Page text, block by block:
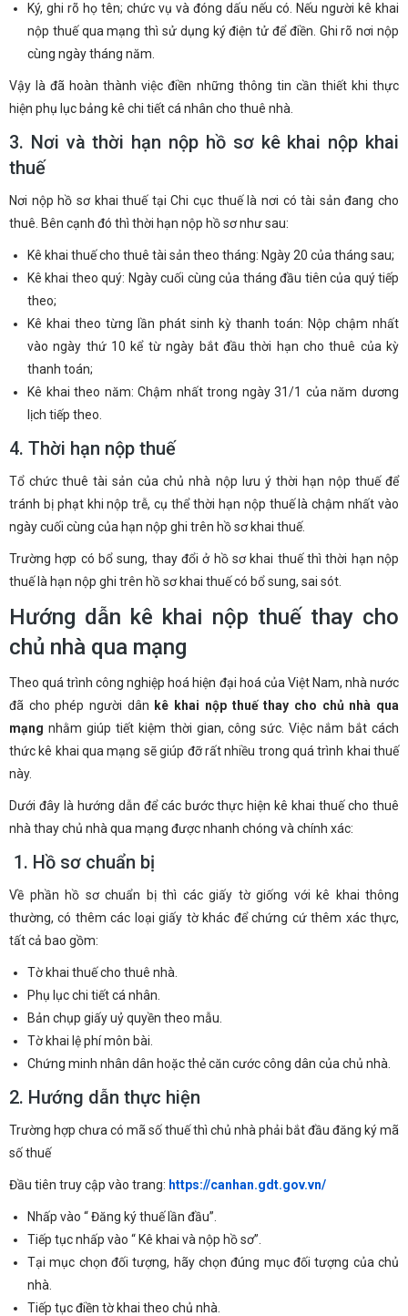
Ký, ghi rõ họ tên; chức vụ và đóng dấu nếu có. Nếu người kê khai
nộp thuế qua mạng thì sử dụng ký điện tử để điền. Ghi rõ nơi nộp
cùng ngày tháng năm.
Vậy là đã hoàn thành việc điền những thông tin cần thiết khi thực
hiện phụ lục bảng kê chi tiết cá nhân cho thuê nhà.
3. Nơi và thời hạn nộp hồ sơ kê khai nộp khai
thuế
Nơi nộp hồ sơ khai thuế tại Chi cục thuế là nơi có tài sản đang cho
thuê. Bên cạnh đó thì thời hạn nộp hồ sơ như sau:
Kê khai thuế cho thuê tài sản theo tháng: Ngày 20 của tháng sau;
Kê khai theo quý: Ngày cuối cùng của tháng đầu tiên của quý tiếp
theo;
Kê khai theo từng lần phát sinh kỳ thanh toán: Nộp chậm nhất
vào ngày thứ 10 kể từ ngày bắt đầu thời hạn cho thuê của kỳ
thanh toán;
Kê khai theo năm: Chậm nhất trong ngày 31/1 của năm dương
lịch tiếp theo.
4. Thời hạn nộp thuế
Tổ chức thuê tài sản của chủ nhà nộp lưu ý thời hạn nộp thuế để
tránh bị phạt khi nộp trễ, cụ thể thời hạn nộp thuế là chậm nhất vào
ngày cuối cùng của hạn nộp ghi trên hồ sơ khai thuế.
Trường hợp có bổ sung, thay đổi ở hồ sơ khai thuế thì thời hạn nộp
thuế là hạn nộp ghi trên hồ sơ khai thuế có bổ sung, sai sót.
Hướng dẫn kê khai nộp thuế thay cho
chủ nhà qua mạng
Theo quá trình công nghiệp hoá hiện đại hoá của Việt Nam, nhà nước
đã cho phép người dân kê khai nộp thuế thay cho chủ nhà qua
mạng nhằm giúp tiết kiệm thời gian, công sức. Việc nắm bắt cách
thức kê khai qua mạng sẽ giúp đỡ rất nhiều trong quá trình khai thuế
này.
Dưới đây là hướng dẫn để các bước thực hiện kê khai thuế cho thuê
nhà thay chủ nhà qua mạng được nhanh chóng và chính xác:
1. Hồ sơ chuẩn bị
Về phần hồ sơ chuẩn bị thì các giấy tờ giống với kê khai thông
thường, có thêm các loại giấy tờ khác để chứng cứ thêm xác thực,
tất cả bao gồm:
Tờ khai thuế cho thuê nhà.
Phụ lục chi tiết cá nhân.
Bản chụp giấy uỷ quyền theo mẫu.
Tờ khai lệ phí môn bài.
Chứng minh nhân dân hoặc thẻ căn cước công dân của chủ nhà.
2. Hướng dẫn thực hiện
Trường hợp chưa có mã số thuế thì chủ nhà phải bắt đầu đăng ký mã
số thuế
Đầu tiên truy cập vào trang: https://canhan.gdt.gov.vn/
Nhấp vào “ Đăng ký thuế lần đầu”.
Tiếp tục nhấp vào “ Kê khai và nộp hồ sơ”.
Tại mục chọn đối tượng, hãy chọn đúng mục đối tượng của chủ
nhà.
Tiếp tục điền tờ khai theo chủ nhà.